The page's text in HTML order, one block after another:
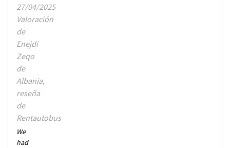
27/04/2025
Valoración
de
Enejdi
Zeqo
de
Albania,
reseña
de
Rentautobus
We
had